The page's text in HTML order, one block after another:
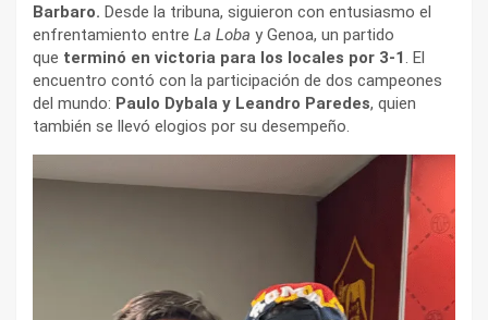
Barbaro. Desde la tribuna, siguieron con entusiasmo el
enfrentamiento entre La Loba y Genoa, un partido
que terminó en victoria para los locales por 3-1. El
encuentro contó con la participación de dos campeones
del mundo: Paulo Dybala y Leandro Paredes, quien
también se llevó elogios por su desempeño.